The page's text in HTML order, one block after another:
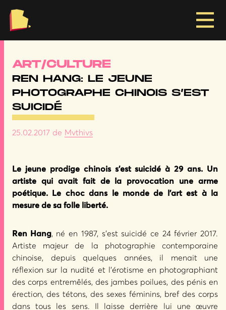
ART/CULTURE
REN HANG: LE JEUNE
PHOTOGRAPHE CHINOIS S’EST
SUICIDÉ
25.02.2017 de Mvthivs
Le jeune prodige chinois s’est suicidé à 29 ans. Un
artiste qui avait fait de la provocation une arme
poétique. Le choc dans le monde de l’art est à la
mesure de sa folle liberté.
Ren Hang, né en 1987, s’est suicidé ce 24 février 2017.
Artiste majeur de la photographie contemporaine
chinoise, depuis quelques années, il menait une
réflexion sur la nudité et l’érotisme en photographiant
des corps entremêlés, des jambes poilues, des pénis en
érection, des tétons, des sexes féminins, bref des corps
dans tous les sens. Il laisse derrière lui une œuvre